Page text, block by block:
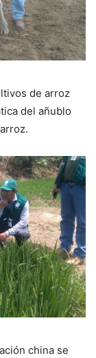
de arroz
del añublo
china se